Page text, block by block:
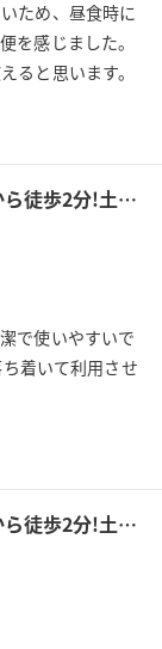
ため、昼食時に
を感じました。
ると思います。
新宿西口駅D5出口から徒歩30秒!新宿駅から徒歩2分!土足OK!飲食持込可!会議/ボドゲ/推し活/女子会/サロン/控室などで利用可能!貸会議室KS2新宿★
で使いやすいで
着いて利用させ
新宿西口駅D5出口から徒歩30秒!新宿駅から徒歩2分!土足OK!飲食持込可!会議/ボドゲ/推し活/女子会/サロン/控室などで利用可能!貸会議室KS2新宿★